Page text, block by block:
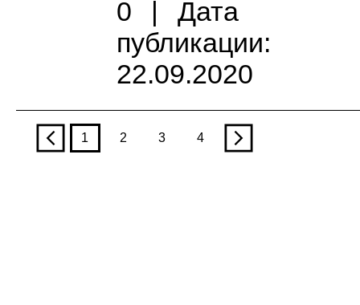
0
|
Дата
публикации:
22.09.2020
p 1 2 3 4 n